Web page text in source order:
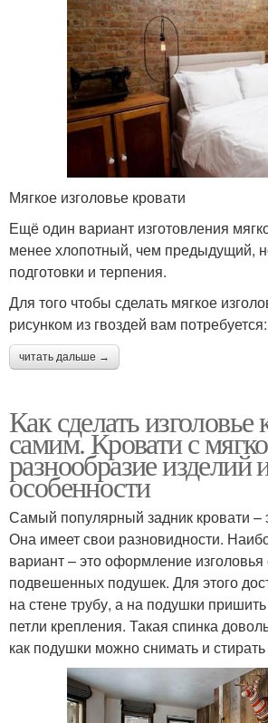
Мягкое изголовье кровати
Ещё один вариант изготовления
менее хлопотный, чем предыдущий,
подготовки и терпения.
Для того чтобы сделать мягкое
рисунком из гвоздей вам потребуется:
читать дальше →
Как сделать изголовье
самим. Кровати с
разнообразие изделий
особенности
Самый популярный задник кровати –
Она имеет свои разновидности.
вариант – это оформление
подвешенных подушек. Для этого
на стене трубу, а на подушки
петли крепления. Такая спинка
как подушки можно снимать и